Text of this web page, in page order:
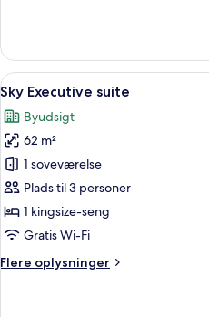
Executive
Room
With
Bathtub
Indlæs
alle
billeder
af
Sky
Executive
suite
26
Sky Executive suite
Byudsigt
62 m²
1 soveværelse
Plads til 3 personer
1 kingsize-seng
Gratis Wi-Fi
Flere oplysninger
Flere